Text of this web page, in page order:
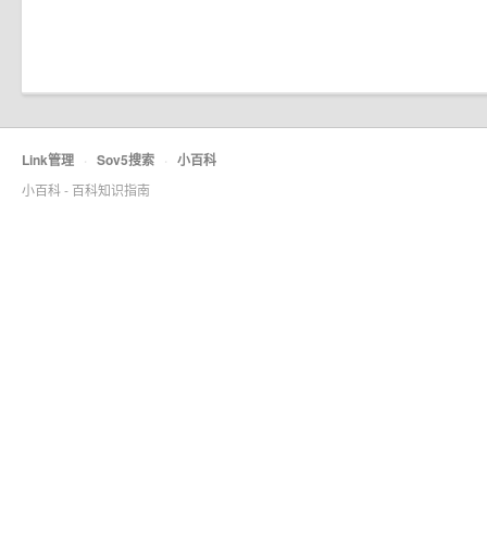
Link管理 · Sov5搜索 · 小百科
小百科 - 百科知识指南